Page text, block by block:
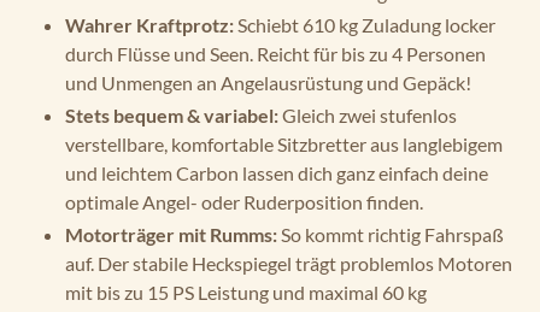
Wahrer Kraftprotz:Schiebt 610 kg Zuladung locker
durch Flüsse und Seen. Reicht für bis zu 4 Personen
und Unmengen an Angelausrüstung und Gepäck!
Stets bequem & variabel:Gleich zwei stufenlos
verstellbare, komfortable Sitzbretter aus langlebigem
und leichtem Carbon lassen dich ganz einfach deine
optimale Angel- oder Ruderposition finden.
Motorträger mit Rumms:So kommt richtig Fahrspaß
auf. Der stabile Heckspiegel trägt problemlos Motoren
mit bis zu 15 PS Leistung und maximal 60 kg